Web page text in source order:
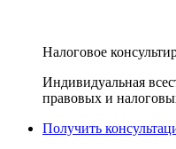
Налоговое
Индивидуальная
правовых и
Получить